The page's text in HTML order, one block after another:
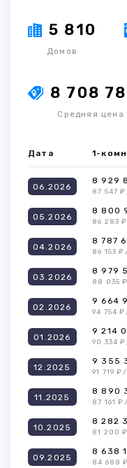
5 810
Домов
8 708
Средняя цена
Дата 1-
06.2026
8 929
87 547
05.2026
8 800
86 283
04.2026
8 787
86 153
03.2026
8 979
88 035
02.2026
9 664
94 754
01.2026
9 214
90 334
12.2025
9 355
91 719 ₽/
11.2025
8 890
87 161
10.2025
8 282
81 200
09.2025
8 638
84 688